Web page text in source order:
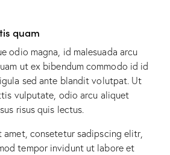
quam
odio magna, id malesuada arcu
ut ex bibendum commodo id id
sed ante blandit volutpat. Ut
vulputate, odio arcu aliquet
risus quis lectus.
amet, consetetur sadipscing elitr,
tempor invidunt ut labore et